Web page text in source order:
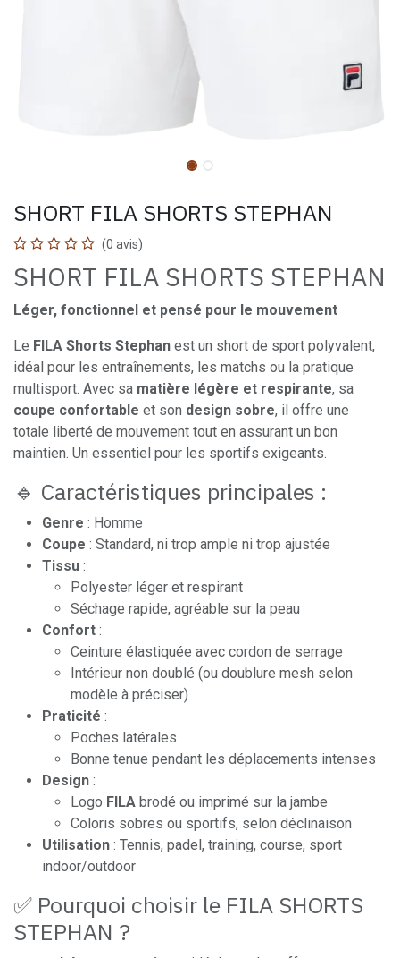
SHORT FILA SHORTS STEPHAN
(0 avis)
SHORT FILA SHORTS STEPHAN
Léger, fonctionnel et pensé pour le mouvement
Le FILA Shorts Stephan est un short de sport polyvalent,
idéal pour les entraînements, les matchs ou la pratique
multisport. Avec sa matière légère et respirante, sa
coupe confortable et son design sobre, il offre une
totale liberté de mouvement tout en assurant un bon
maintien. Un essentiel pour les sportifs exigeants.
🔹 Caractéristiques principales :
Genre : Homme
Coupe : Standard, ni trop ample ni trop ajustée
Tissu :
Polyester léger et respirant
Séchage rapide, agréable sur la peau
Confort :
Ceinture élastiquée avec cordon de serrage
Intérieur non doublé (ou doublure mesh selon
modèle à préciser)
Praticité :
Poches latérales
Bonne tenue pendant les déplacements intenses
Design :
Logo FILA brodé ou imprimé sur la jambe
Coloris sobres ou sportifs, selon déclinaison
Utilisation : Tennis, padel, training, course, sport
indoor/outdoor
✅ Pourquoi choisir le FILA SHORTS
STEPHAN ?